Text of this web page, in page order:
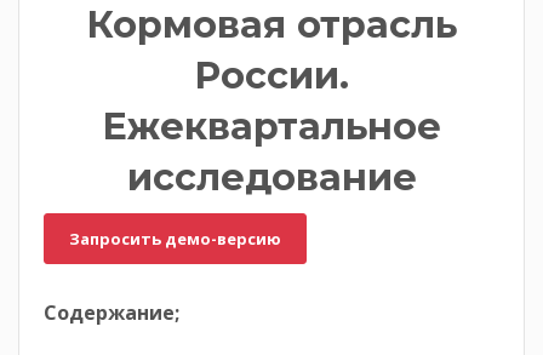
Кормовая отрасль
России.
Ежеквартальное
исследование
Запросить демо-версию
Содержание;